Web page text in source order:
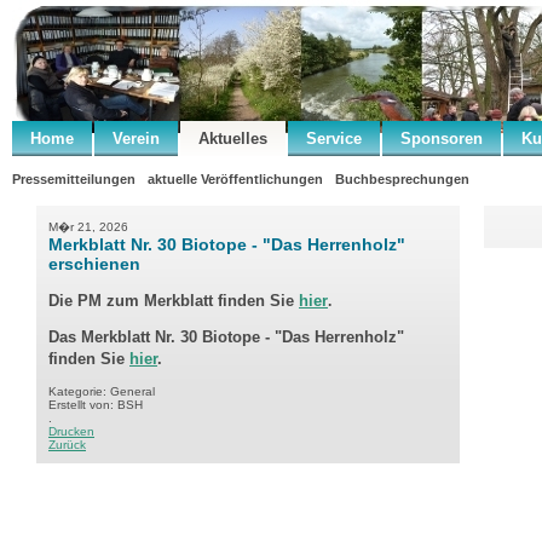
Home Verein Aktuelles Service Sponsoren
Pressemitteilungen aktuelle Veröffentlichungen Buchbesprechungen
M�r 21, 2026
Merkblatt Nr. 30 Biotope - "Das Herrenholz"
erschienen
Die PM zum Merkblatt finden Sie hier.
Das Merkblatt Nr. 30 Biotope - "Das Herrenholz"
finden Sie hier.
Kategorie: General
Erstellt von: BSH
Drucken
Zurück